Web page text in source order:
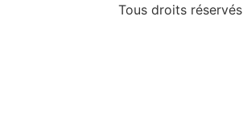
Tous droits réservés